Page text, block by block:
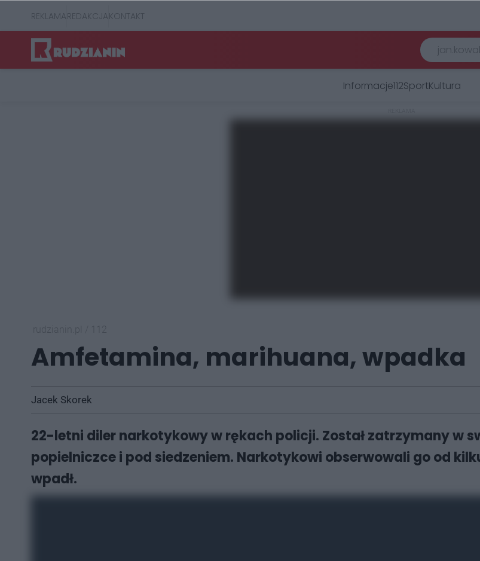
REKLAMAREDAKCJAKONTAKT
Informacje112SportKultura
Amfetamina, marihuana, wpadka
Jacek Skorek
22-letni diler narkotykowy w rękach policji. Został zatrzymany w
popielniczce i pod siedzeniem. Narkotykowi obserwowali go od
wpadł.